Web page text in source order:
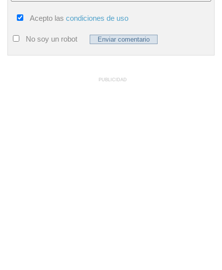
Acepto las condiciones de uso
No soy un robot
PUBLICIDAD